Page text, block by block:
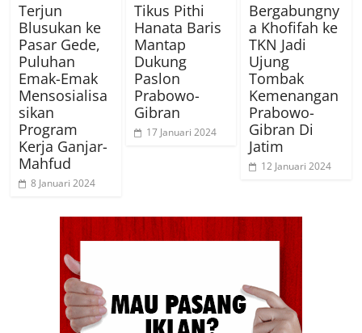
Terjun
Blusukan ke
Pasar Gede,
Puluhan
Emak-Emak
Mensosialisa
sikan
Program
Kerja Ganjar-
Mahfud
8 Januari 2024
Tikus Pithi
Hanata Baris
Mantap
Dukung
Paslon
Prabowo-
Gibran
17 Januari 2024
Bergabungny
a Khofifah ke
TKN Jadi
Ujung
Tombak
Kemenangan
Prabowo-
Gibran Di
Jatim
12 Januari 2024